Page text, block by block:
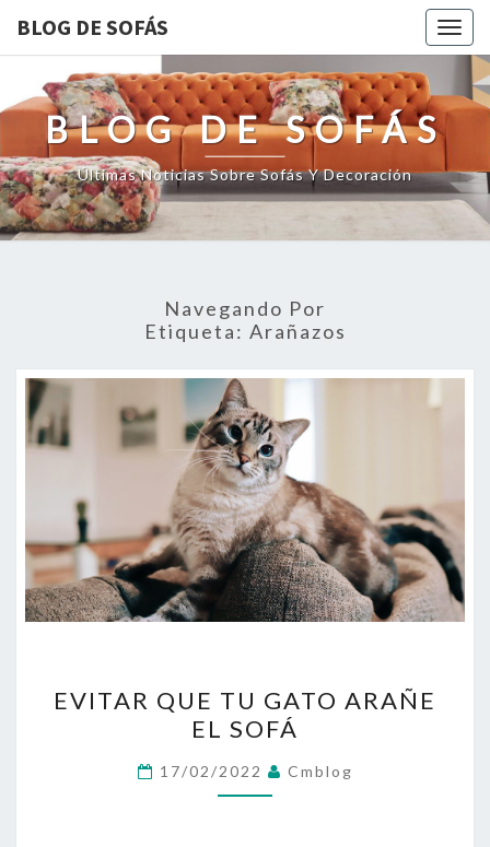
BLOG DE SOFÁS
BLOG DE SOFÁS
Últimas Noticias Sobre Sofás Y Decoración
Navegando Por
Etiqueta: Arañazos
QUE
TU
GATO
ARAÑE
EVITAR QUE TU GATO ARAÑE
EL SOFÁ
17/02/2022 Cmblog